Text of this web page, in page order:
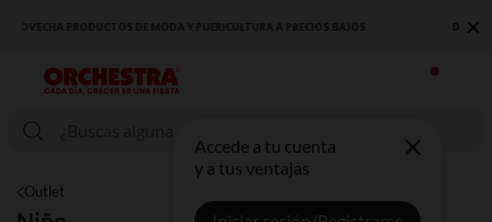
DESCUBRE LA NUEVA COLECCIÓN QUE TE ENCANTARÁ ☀️ ×
Accede a tu cuenta
y a tus ventajas
Outlet